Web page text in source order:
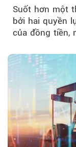
Suốt hơn một
bởi hai quyền
của đồng tiền,